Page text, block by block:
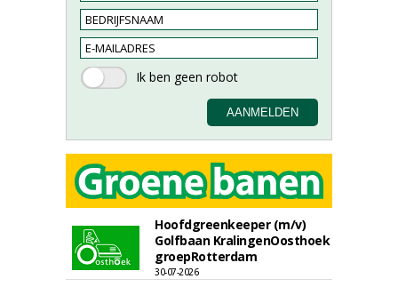
Hoofdgreenkeeper (m/v)
Golfbaan KralingenOosthoek
groepRotterdam
30-07-2026